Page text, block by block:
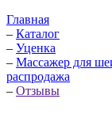
Главная
– Каталог
– Уценка
– Массажер для
распродажа
– Отзывы